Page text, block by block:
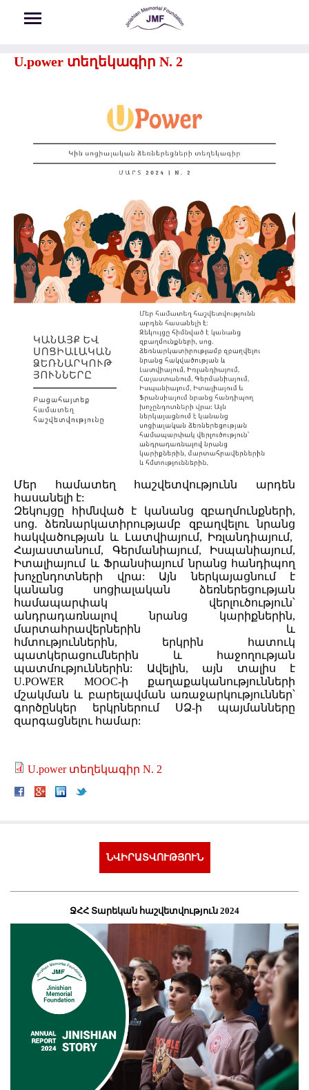
U.power տեղեկագիր N. 2
Մեր համատեղ հաշվետվությունն արդեն
հասանելի է:
Զեկույցը հիմնված է կանանց զբաղմունքների,
սոց. ձեռնարկատիրությամբ զբաղվելու նրանց
հակվածության և Լատվիայում, Իռլանդիայում,
Հայաստանում, Գերմանիայում, Իսպանիայում,
Իտալիայում և Ֆրանսիայում նրանց հանդիպող
խոչընդոտների վրա: Այն ներկայացնում է
կանանց սոցիալական ձեռներեցության
համապարփակ վերլուծություն՝
անդրադառնալով նրանց կարիքներին,
մարտահրավերներին և
հմտություններին, երկրին հատուկ
պատկերացումներին և հաջողության
պատմություններին: Ավելին, այն տալիս է
U.POWER MOOC-ի քաղաքականությունների
մշակման և բարելավման առաջարկություններ՝
գործընկեր երկրներում ՍՁ-ի պայմանները
զարգացնելու համար:
U.power տեղեկագիր N. 2
ՆՎԻՐԱՏՎՈՒԹՅՈՒՆ
ՋՀՀ Տարեկան հաշվետվություն 2024